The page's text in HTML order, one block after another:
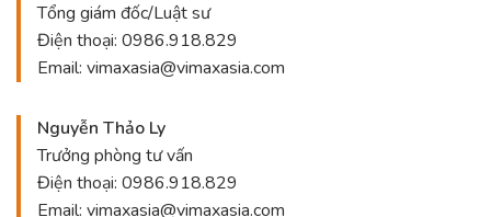
Tổng giám đốc/Luật sư
Điện thoại: 0986.918.829
Email: vimaxasia@vimaxasia.com
Nguyễn Thảo Ly
Trưởng phòng tư vấn
Điện thoại: 0986.918.829
Email: vimaxasia@vimaxasia.com